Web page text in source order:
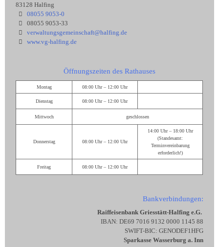
83128 Halfing
08055 9053-0
08055 9053-33
verwaltungsgemeinschaft@halfing.de
www.vg-halfing.de
Öffnungszeiten des Rathauses
Montag 08:00 Uhr – 12:00 Uhr
Dienstag 08:00 Uhr – 12:00 Uhr
Mittwoch geschlossen
Donnerstag 08:00 Uhr – 12:00 Uhr
14:00 Uhr – 18:00 Uhr
(Standesamt:
Terminvereinbarung
erforderlich!)
Freitag 08:00 Uhr – 12:00 Uhr
Bankverbindungen:
Raiffeisenbank Griesstätt-Halfing e.G.
IBAN: DE69 7016 9132 0000 1145 88
SWIFT-BIC: GENODEF1HFG
Sparkasse Wasserburg a. Inn